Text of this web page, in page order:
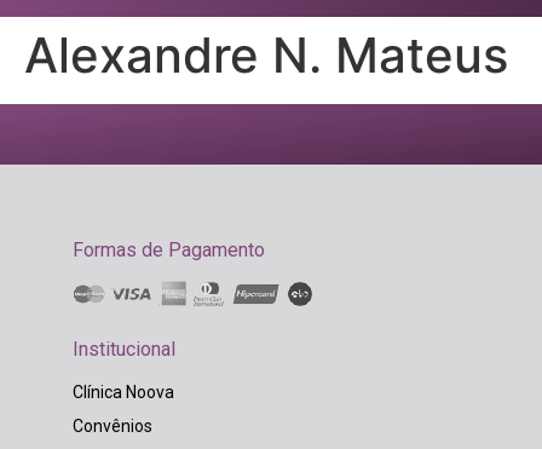
Alexandre N. Mateus
Formas de Pagamento
Institucional
Clínica Noova
Convênios